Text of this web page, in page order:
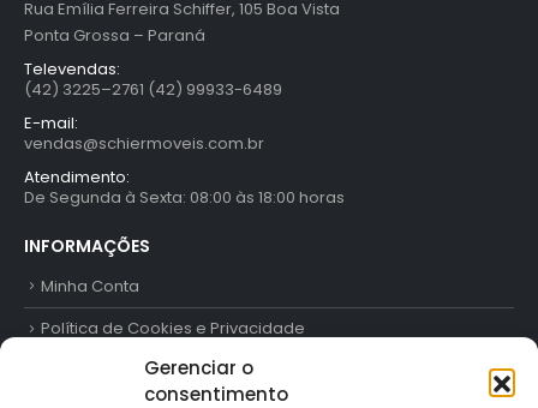
Gerenciar o
consentimento
Rua Emília Ferreira Schiffer, 105 Boa Vista
Ponta Grossa – Paraná
Televendas:
(42) 3225–2761 (42) 99933-6489
E-mail:
vendas@schiermoveis.com.br
Atendimento:
De Segunda à Sexta: 08:00 às 18:00 horas
INFORMAÇÕES
Minha Conta
Política de Cookies e Privacidade
Trabalhe Conosco